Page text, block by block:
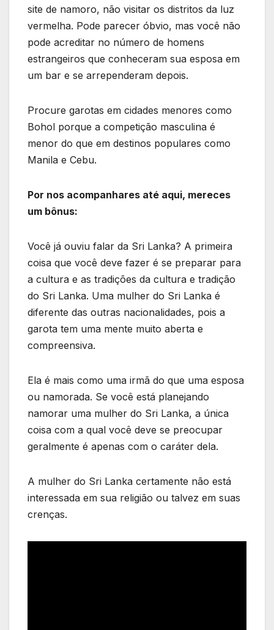
site de namoro, não visitar os distritos da luz
vermelha. Pode parecer óbvio, mas você não
pode acreditar no número de homens
estrangeiros que conheceram sua esposa em
um bar e se arrependeram depois.
Procure garotas em cidades menores como
Bohol porque a competição masculina é
menor do que em destinos populares como
Manila e Cebu.
Por nos acompanhares até aqui, mereces
um bônus:
Você já ouviu falar da Sri Lanka? A primeira
coisa que você deve fazer é se preparar para
a cultura e as tradições da cultura e tradição
do Sri Lanka. Uma mulher do Sri Lanka é
diferente das outras nacionalidades, pois a
garota tem uma mente muito aberta e
compreensiva.
Ela é mais como uma irmã do que uma esposa
ou namorada. Se você está planejando
namorar uma mulher do Sri Lanka, a única
coisa com a qual você deve se preocupar
geralmente é apenas com o caráter dela.
A mulher do Sri Lanka certamente não está
interessada em sua religião ou talvez em suas
crenças.